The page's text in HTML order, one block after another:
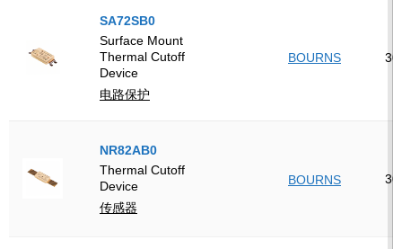
SA72SB0
Surface Mount
Thermal Cutoff
Device
电路保护
BOURNS 30
NR82AB0
Thermal Cutoff
Device
传感器
BOURNS 30